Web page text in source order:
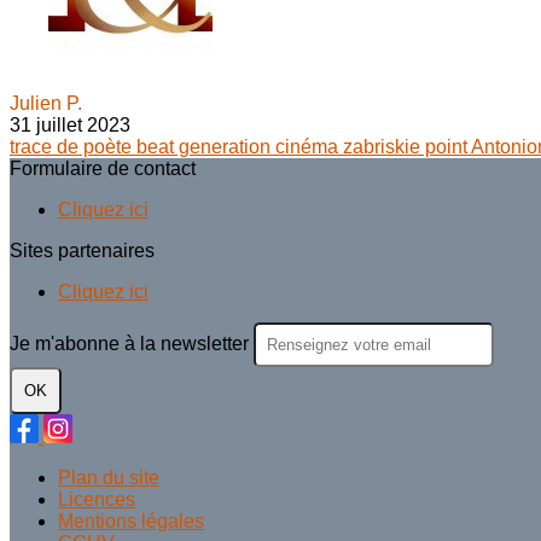
Julien P.
31 juillet 2023
trace de poète beat generation cinéma zabriskie point
Formulaire de contact
Cliquez ici
Sites partenaires
Cliquez ici
Je m'abonne à la newsletter
OK
Plan du site
Licences
Mentions légales